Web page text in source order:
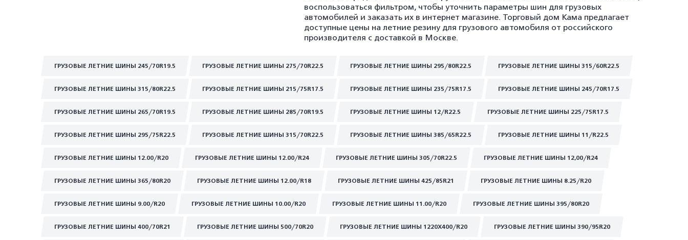
воспользоваться фильтром, чтобы уточнить параметры шин для грузовых
автомобилей и заказать их в интернет магазине. Торговый дом Кама предлагает
доступные цены на летние резину для грузового автомобиля от российского
производителя с доставкой в Москве.
ГРУЗОВЫЕ ЛЕТНИЕ ШИНЫ 245/70R19.5 ГРУЗОВЫЕ ЛЕТНИЕ ШИНЫ 275/70R22.5 ГРУЗОВЫЕ ЛЕТНИЕ ШИНЫ 295/80R22.5 ГРУЗОВЫЕ ЛЕТНИЕ ШИНЫ 315/60R22.5
ГРУЗОВЫЕ ЛЕТНИЕ ШИНЫ 315/80R22.5 ГРУЗОВЫЕ ЛЕТНИЕ ШИНЫ 215/75R17.5 ГРУЗОВЫЕ ЛЕТНИЕ ШИНЫ 235/75R17.5 ГРУЗОВЫЕ ЛЕТНИЕ ШИНЫ 245/70R17.5
ГРУЗОВЫЕ ЛЕТНИЕ ШИНЫ 265/70R19.5 ГРУЗОВЫЕ ЛЕТНИЕ ШИНЫ 285/70R19.5 ГРУЗОВЫЕ ЛЕТНИЕ ШИНЫ 12/R22.5 ГРУЗОВЫЕ ЛЕТНИЕ ШИНЫ 225/75R17.5
ГРУЗОВЫЕ ЛЕТНИЕ ШИНЫ 295/75R22.5 ГРУЗОВЫЕ ЛЕТНИЕ ШИНЫ 315/70R22.5 ГРУЗОВЫЕ ЛЕТНИЕ ШИНЫ 385/65R22.5 ГРУЗОВЫЕ ЛЕТНИЕ ШИНЫ 11/R22.5
ГРУЗОВЫЕ ЛЕТНИЕ ШИНЫ 12.00/R20 ГРУЗОВЫЕ ЛЕТНИЕ ШИНЫ 12.00/R24 ГРУЗОВЫЕ ЛЕТНИЕ ШИНЫ 305/70R22.5 ГРУЗОВЫЕ ЛЕТНИЕ ШИНЫ 12,00/R24
ГРУЗОВЫЕ ЛЕТНИЕ ШИНЫ 365/80R20 ГРУЗОВЫЕ ЛЕТНИЕ ШИНЫ 12.00/R18 ГРУЗОВЫЕ ЛЕТНИЕ ШИНЫ 425/85R21 ГРУЗОВЫЕ ЛЕТНИЕ ШИНЫ 8.25/R20
ГРУЗОВЫЕ ЛЕТНИЕ ШИНЫ 9.00/R20 ГРУЗОВЫЕ ЛЕТНИЕ ШИНЫ 10.00/R20 ГРУЗОВЫЕ ЛЕТНИЕ ШИНЫ 11.00/R20 ГРУЗОВЫЕ ЛЕТНИЕ ШИНЫ 395/80R20
ГРУЗОВЫЕ ЛЕТНИЕ ШИНЫ 400/70R21 ГРУЗОВЫЕ ЛЕТНИЕ ШИНЫ 500/70R20 ГРУЗОВЫЕ ЛЕТНИЕ ШИНЫ 1220Х400/R20 ГРУЗОВЫЕ ЛЕТНИЕ ШИНЫ 390/95R20